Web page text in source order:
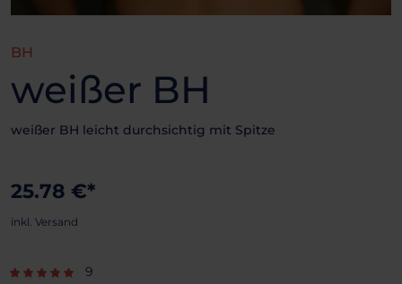
BH
weißer BH
weißer BH leicht durchsichtig mit Spitze
25.78 €*
inkl. Versand
9